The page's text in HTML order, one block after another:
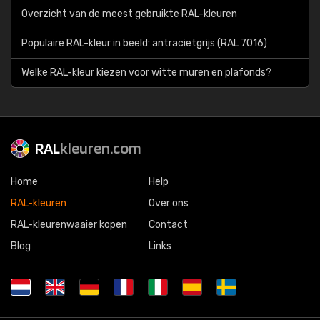
Overzicht van de meest gebruikte RAL-kleuren
Populaire RAL-kleur in beeld: antracietgrijs (RAL 7016)
Welke RAL-kleur kiezen voor witte muren en plafonds?
RALkleuren.com
Home
RAL-kleuren
RAL-kleurenwaaier kopen
Blog
Help
Over ons
Contact
Links